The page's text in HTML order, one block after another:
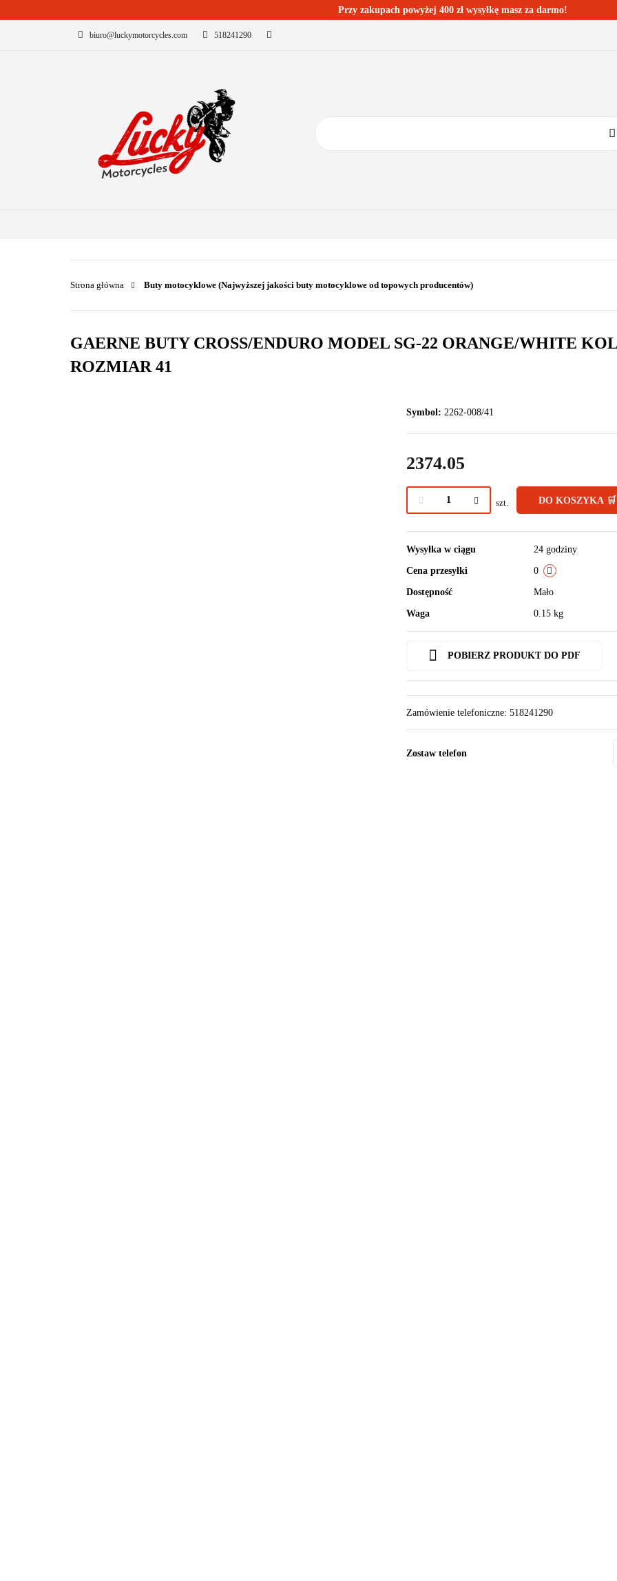
Przy zakupach powyżej 400 zł wysyłkę masz za darmo!
biuro@luckymotorcycles.com 518241290
KATEGORIE
Strona główna Buty motocyklowe (Najwyższej jakości buty motocyklowe od topowych producentów)
GAERNE BUTY CROSS/ENDURO MODEL SG-22 ORANGE/WHITE
ROZMIAR 41
Symbol: 2262-008/41
2374.05
szt. DO KOSZYKA 🛒
Wysyłka w ciągu 24 godziny
Cena przesyłki 0
Dostępność Mało
Waga 0.15 kg
POBIERZ PRODUKT DO PDF
Zamówienie telefoniczne: 518241290
Zostaw telefon